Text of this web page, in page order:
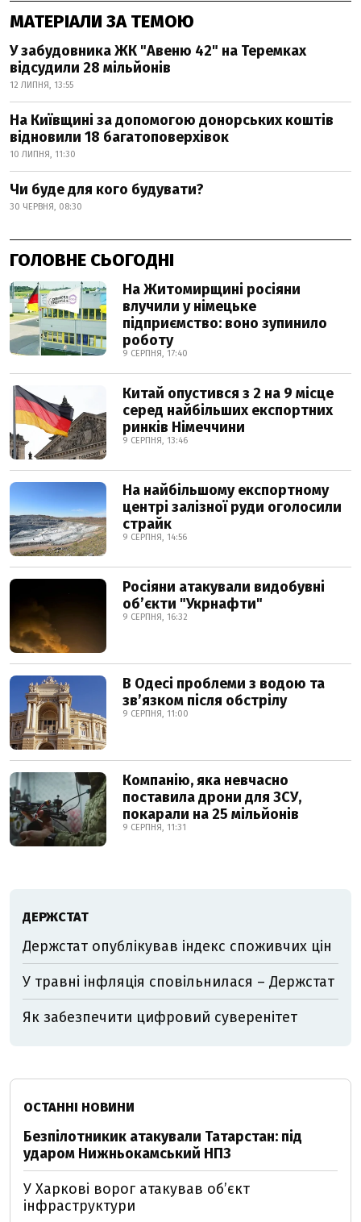
МАТЕРІАЛИ ЗА ТЕМОЮ
У забудовника ЖК "Авеню 42" на Теремках
відсудили 28 мільйонів
12 ЛИПНЯ, 13:55
На Київщині за допомогою донорських коштів
відновили 18 багатоповерхівок
10 ЛИПНЯ, 11:30
Чи буде для кого будувати?
30 ЧЕРВНЯ, 08:30
ГОЛОВНЕ СЬОГОДНІ
На Житомирщині росіяни
влучили у німецьке
підприємство: воно зупинило
роботу
9 СЕРПНЯ, 17:40
Китай опустився з 2 на 9 місце
серед найбільших експортних
ринків Німеччини
9 СЕРПНЯ, 13:46
На найбільшому експортному
центрі залізної руди оголосили
страйк
9 СЕРПНЯ, 14:56
Росіяни атакували видобувні
обʼєкти "Укрнафти"
9 СЕРПНЯ, 16:32
В Одесі проблеми з водою та
звʼязком після обстрілу
9 СЕРПНЯ, 11:00
Компанію, яка невчасно
поставила дрони для ЗСУ,
покарали на 25 мільйонів
9 СЕРПНЯ, 11:31
ДЕРЖСТАТ
Держстат опублікував індекс споживчих цін
У травні інфляція сповільнилася – Держстат
Як забезпечити цифровий суверенітет
ОСТАННІ НОВИНИ
Безпілотникик атакували Татарстан: під
ударом Нижньокамський НПЗ
У Харкові ворог атакував обʼєкт
інфраструктури